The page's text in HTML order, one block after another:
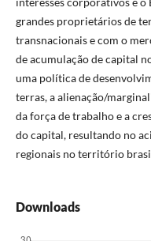
grandes proprietários de
transnacionais e com o
de acumulação de capital
uma política de
terras, a alienação/
da força de trabalho e a
do capital, resultando no
regionais no território
Downloads